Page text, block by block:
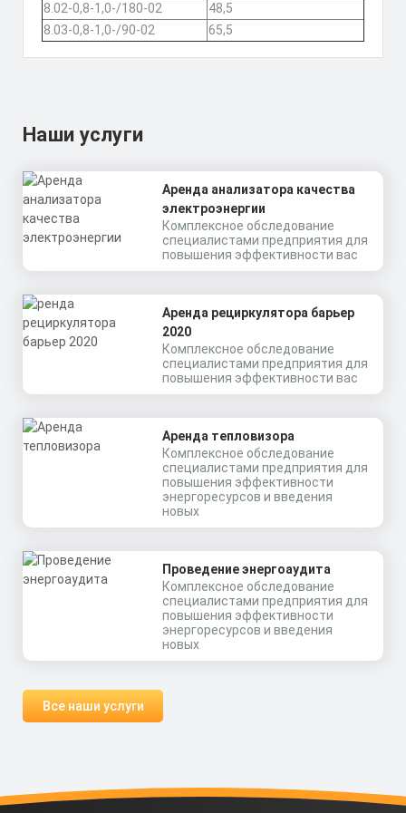
8.02-0,8-1,0-/180-02
48,5
8.03-0,8-1,0-/90-02
65,5
Наши услуги
Аренда анализатора качества
электроэнергии
Комплексное обследование
специалистами предприятия для
повышения эффективности вас
Аренда рециркулятора барьер
2020
Комплексное обследование
специалистами предприятия для
повышения эффективности вас
Аренда тепловизора
Комплексное обследование
специалистами предприятия для
повышения эффективности
энергоресурсов и введения
новых
Проведение энергоаудита
Комплексное обследование
специалистами предприятия для
повышения эффективности
энергоресурсов и введения
новых
Все наши услуги